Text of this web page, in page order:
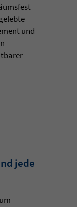
und
jede